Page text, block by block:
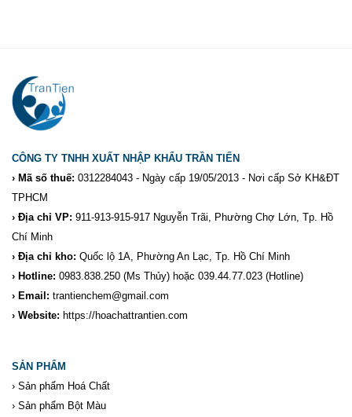
CÔNG TY TNHH XUẤT NHẬP KHẨU TRẦN TIẾN
› Mã số thuế: 0312284043 - Ngày cấp 19/05/2013 - Nơi cấp Sở KH&ĐT
TPHCM
› Địa chỉ VP: 911-913-915-917 Nguyễn Trãi, Phường Chợ Lớn, Tp. Hồ
Chí Minh
› Địa chỉ kho: Quốc lộ 1A, Phường An Lạc, Tp. Hồ Chí Minh
› Hotline: 0983.838.250(Ms Thủy) hoặc 039.44.77.023(Hotline)
› Email: trantienchem@gmail.com
› Website: https://hoachattrantien.com
SẢN PHẨM
› Sản phẩm Hoá Chất
› Sản phẩm Bột Màu